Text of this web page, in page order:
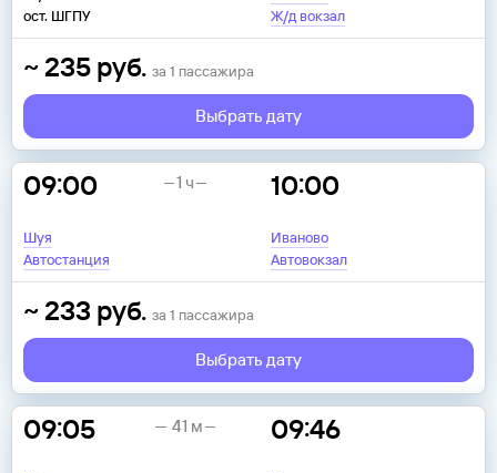
ост. ШГПУ
Ж/д вокзал
~ 235 руб. за 1 пассажира
Выбрать дату
09:00
Шуя
Автостанция
10:00
Иваново
Автовокзал
1 ч
~ 233 руб. за 1 пассажира
Выбрать дату
09:05 09:46
41 м